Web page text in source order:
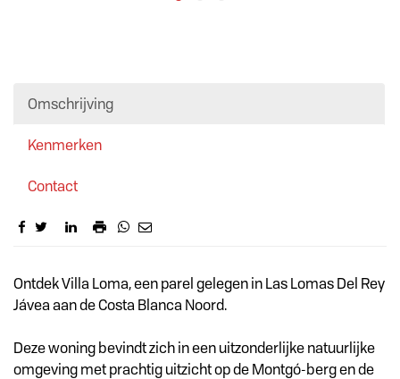
Omschrijving
Kenmerken
Contact
Omschrijving
Ontdek Villa Loma, een parel gelegen in Las Lomas Del Rey
Jávea aan de Costa Blanca Noord.
Deze woning bevindt zich in een uitzonderlijke natuurlijke
omgeving met prachtig uitzicht op de Montgó-berg en de